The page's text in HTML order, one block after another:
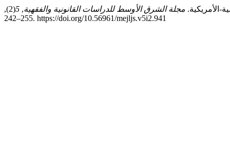
مجلة الشرق الأوسط للدراسات القانونية والفقهية,
5
(2),
255–242. https://doi.org/10.56961/mejljs.v5i2.941